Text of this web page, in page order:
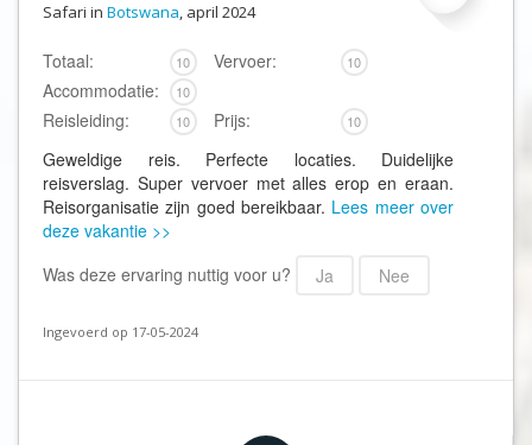
Safari in Botswana, april 2024
Totaal: 10 Vervoer: 10
Accommodatie: 10
Reisleiding: 10 Prijs: 10
Geweldige reis. Perfecte locaties. Duidelijke
reisverslag. Super vervoer met alles erop en eraan.
Reisorganisatie zijn goed bereikbaar. Lees meer over
deze vakantie >>
Was deze ervaring nuttig voor u?
Ja Nee
Ingevoerd op 17-05-2024